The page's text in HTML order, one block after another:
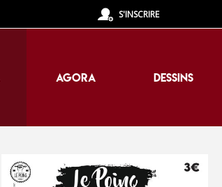
S'INSCRIRE
AGORA DESSINS
AGORA DESSINS